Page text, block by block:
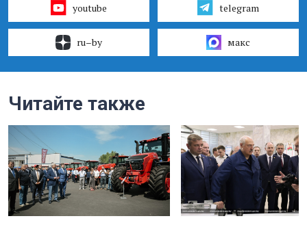
youtube telegram
ru–by макс
Читайте также